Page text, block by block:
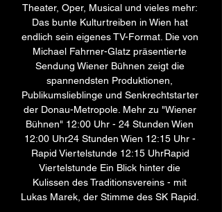
Theater, Oper, Musical und vieles mehr:
Das bunte Kulturtreiben in Wien hat
endlich sein eigenes TV-Format. Die von
Michael Fahrner-Glatz präsentierte
Sendung Wiener Bühnen zeigt die
spannendsten Produktionen,
Publikumslieblinge und Senkrechtstarter
der Donau-Metropole. Mehr zu "Wiener
Bühnen" 12:00 Uhr - 24 Stunden Wien
12:00 Uhr24 Stunden Wien 12:15 Uhr -
Rapid Viertelstunde 12:15 UhrRapid
Viertelstunde Ein Blick hinter die
Kulissen des Traditionsvereins - mit
Lukas Marek, der Stimme des SK Rapid.